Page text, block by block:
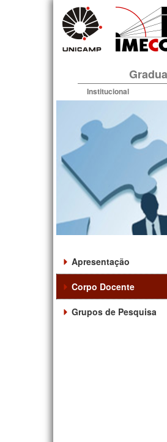
Institucional
Apresentação
Corpo Docente
Grupos de Pesquisa